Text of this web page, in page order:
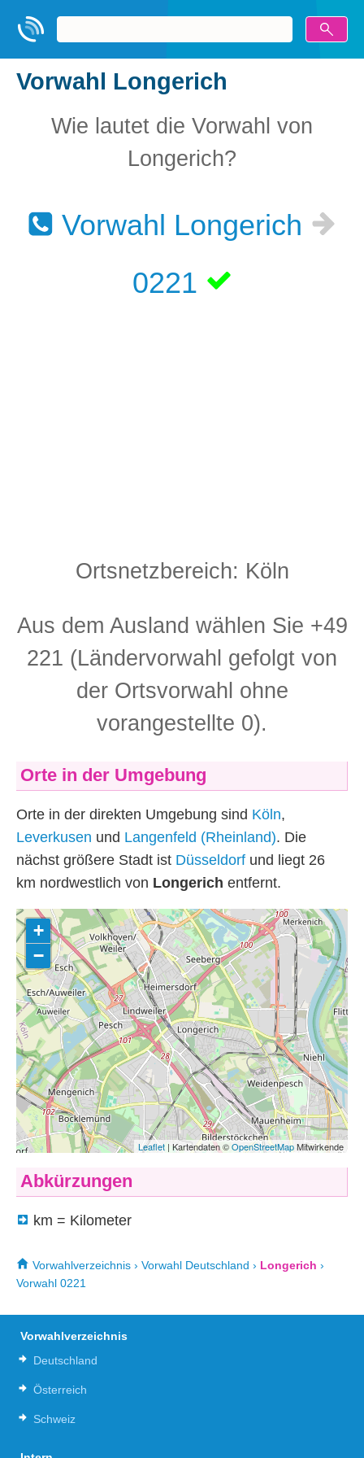
Vorwahl Longerich
Wie lautet die Vorwahl von
Longerich?
Vorwahl Longerich
0221
Ortsnetzbereich: Köln
Aus dem Ausland wählen Sie +49
221 (Ländervorwahl gefolgt von
der Ortsvorwahl ohne
vorangestellte 0).
Orte in der Umgebung
Orte in der direkten Umgebung sind Köln,
Leverkusen und Langenfeld (Rheinland). Die
nächst größere Stadt ist Düsseldorf und liegt 26
km nordwestlich von Longerich entfernt.
Abkürzungen
km = Kilometer
Vorwahlverzeichnis › Vorwahl Deutschland › Longerich ›
Vorwahl 0221
Vorwahlverzeichnis
Deutschland
Österreich
Schweiz